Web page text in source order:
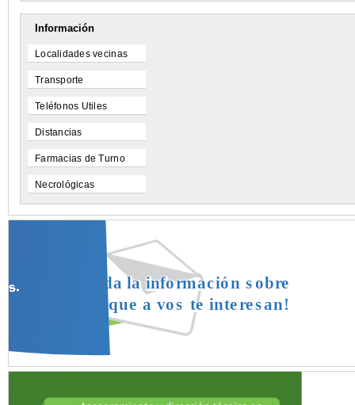
Información
Localidades vecinas
Transporte
Teléfonos Utiles
Distancias
Farmacias de Turno
Necrológicas